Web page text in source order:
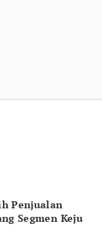
Penjualan
Segmen Keju